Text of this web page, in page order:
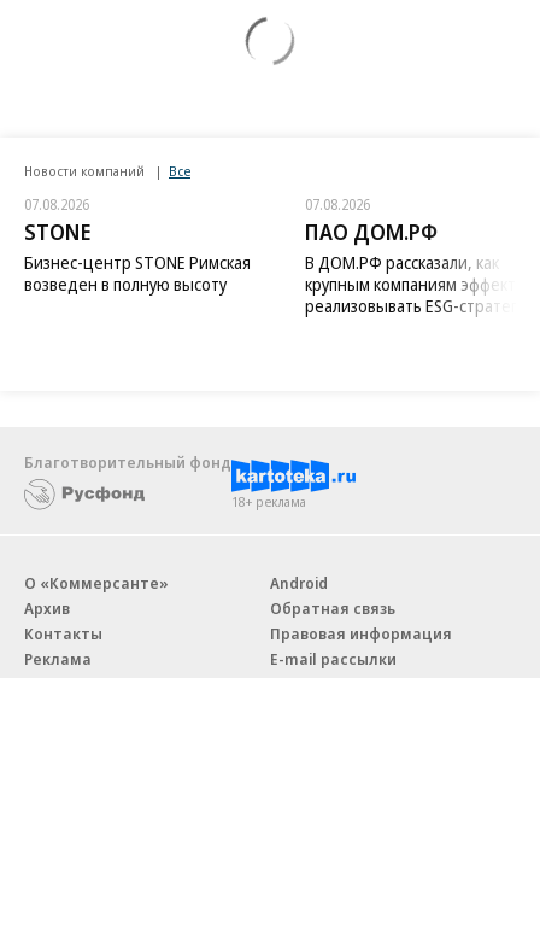
Новости компаний Все
07.08.2026
STONE
Бизнес-центр STONE Римская
возведен в полную высоту
07.08.2026
ПАО ДОМ.РФ
В ДОМ.РФ рассказали, как
крупным компаниям
реализовывать ESG-стратегию
Благотворительный фонд
18+ реклама
О «Коммерсанте»
Архив
Контакты
Реклама
Android
Обратная связь
Правовая информация
E-mail рассылки